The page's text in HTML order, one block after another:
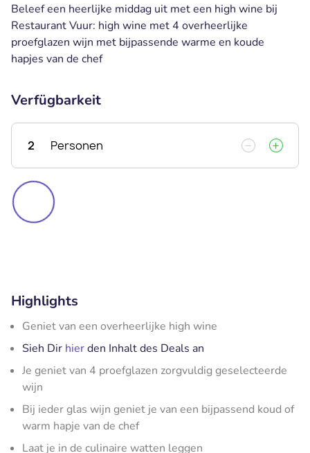
Beleef een heerlijke middag uit met een high wine bij
Restaurant Vuur: high wine met 4 overheerlijke
proefglazen wijn met bijpassende warme en koude
hapjes van de chef
Verfügbarkeit
2 Personen
Highlights
Geniet van een overheerlijke high wine
Sieh Dir hierden Inhalt des Deals an
Je geniet van 4 proefglazen zorgvuldig geselecteerde
wijn
Bij ieder glas wijn geniet je van een bijpassend koud of
warm hapje van de chef
Laat je in de culinaire watten leggen